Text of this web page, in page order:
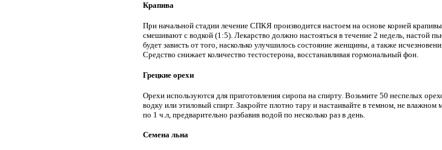
Крапива
При начальной стадии лечение СПКЯ производится настоем на основе корней
смешивают с водкой (1:5). Лекарство должно настояться в течение 2 недель, настой
будет зависть от того, насколько улучшилось состояние женщины, а также
Средство снижает количество тестостерона, восстанавливая гормональный фон.
Грецкие орехи
Орехи используются для приготовления сиропа на спирту. Возьмите 50 неспелых
водку или этиловый спирт. Закройте плотно тару и настаивайте в темном, не
по 1 ч.л, предварительно разбавив водой по несколько раз в день.
Семена льна